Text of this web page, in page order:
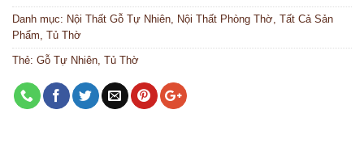
Danh mục: Nội Thất Gỗ Tự Nhiên Nội Thất Phòng Thờ Tất Cả Sản
Phẩm Tủ Thờ
Thẻ: Gỗ Tự Nhiên Tủ Thờ